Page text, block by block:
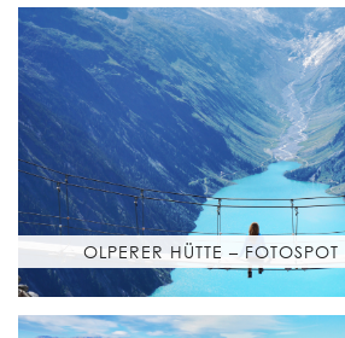
OLPERER HÜTTE – FOTOSPOT